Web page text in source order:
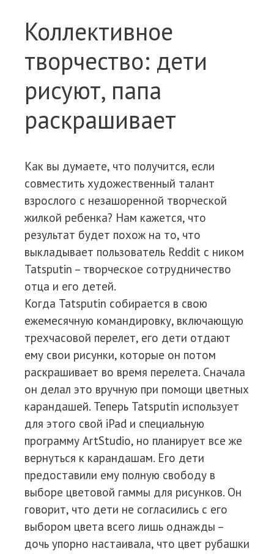
Коллективное
творчество: дети
рисуют, папа
раскрашивает
Как вы думаете, что получится, если
совместить художественный талант
взрослого с незашоренной творческой
жилкой ребенка? Нам кажется, что
результат будет похож на то, что
выкладывает пользователь Reddit c ником
Tatsputin – творческое сотрудничество
отца и его детей.
Когда Tatsputin собирается в свою
ежемесячную командировку, включающую
трехчасовой перелет, его дети отдают
ему свои рисунки, которые он потом
раскрашивает во время перелета. Сначала
он делал это вручную при помощи цветных
карандашей. Теперь Tatsputin использует
для этого свой iPad и специальную
программу ArtStudio, но планирует все же
вернуться к карандашам. Его дети
предоставили ему полную свободу в
выборе цветовой гаммы для рисунков. Он
говорит, что дети не согласились с его
выбором цвета всего лишь однажды –
дочь упорно настаивала, что цвет рубашки